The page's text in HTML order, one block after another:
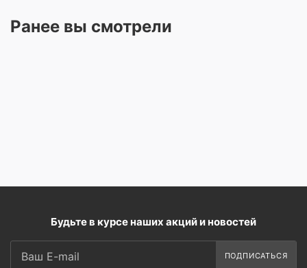
Ранее вы смотрели
Будьте в курсе наших акций и новостей
ПОДПИСАТЬСЯ